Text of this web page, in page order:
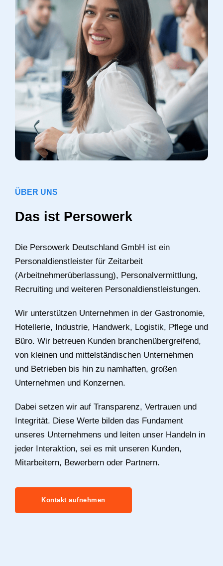
ÜBER UNS
Das ist Persowerk
Die Persowerk Deutschland GmbH ist ein
Personaldienstleister für Zeitarbeit
(Arbeitnehmerüberlassung), Personalvermittlung,
Recruiting und weiteren Personaldienstleistungen.
Wir unterstützen Unternehmen in der Gastronomie,
Hotellerie, Industrie, Handwerk, Logistik, Pflege und
Büro. Wir betreuen Kunden branchenübergreifend,
von kleinen und mittelständischen Unternehmen
und Betrieben bis hin zu namhaften, großen
Unternehmen und Konzernen.
Dabei setzen wir auf Transparenz, Vertrauen und
Integrität. Diese Werte bilden das Fundament
unseres Unternehmens und leiten unser Handeln in
jeder Interaktion, sei es mit unseren Kunden,
Mitarbeitern, Bewerbern oder Partnern.
Kontakt aufnehmen